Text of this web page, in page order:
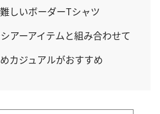
しいボーダーTシャツ
アーアイテムと組み合わせて
カジュアルがおすすめ